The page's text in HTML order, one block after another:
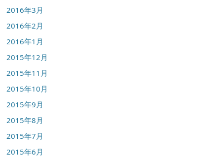
2016年3月
2016年2月
2016年1月
2015年12月
2015年11月
2015年10月
2015年9月
2015年8月
2015年7月
2015年6月